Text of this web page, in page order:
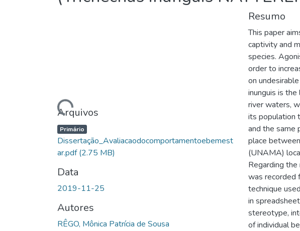
Carregando...
Arquivos
Primário
Dissertação_Avaliacaodocomportamentoebemest
ar.pdf(2.75 MB)
Data
2019-11-25
Autores
RÊGO, Mônica Patrícia de Sousa
Resumo
This paper
captivity and
species.
order to
on
inunguis is
river waters,
its population
and the same
place
(UNAMA)
Regarding
was recorded
technique
in
stereotype,
of individual